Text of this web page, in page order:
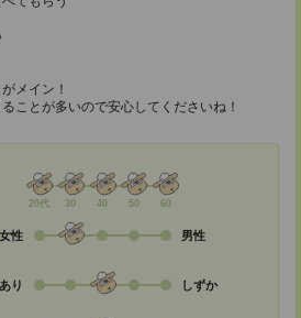
メイン！
ことが多いので安心してくださいね！
20代 30 40 50 60
女性 男性
り しずか